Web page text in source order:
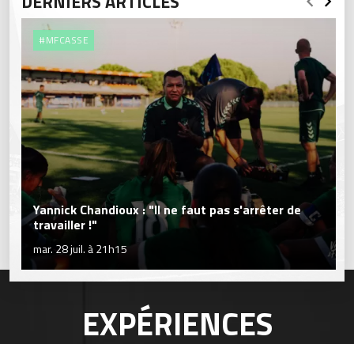
#MFCASSE
Yannick Chandioux : "Il ne faut pas s'arrêter de
travailler !"
mar. 28 juil. à 21h15
EXPÉRIENCES